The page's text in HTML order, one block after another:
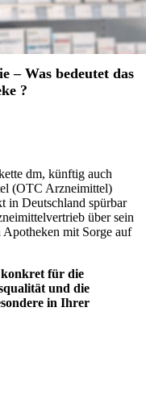
– Was bedeutet das
?
dm, künftig auch
(OTC Arzneimittel)
in Deutschland spürbar
über sein
Apotheken mit Sorge auf
konkret für die
und die
in Ihrer